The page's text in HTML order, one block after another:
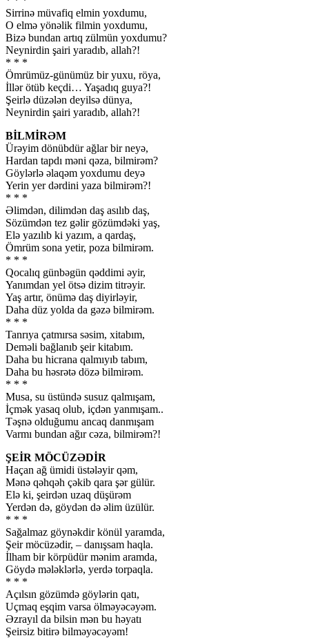
Sirrinə müvafiq elmin yoxdumu,
O elmə yönəlik filmin yoxdumu,
Bizə bundan artıq zülmün yoxdumu?
Neynirdin şairi yaradıb, allah?!
* * *
Ömrümüz-günümüz bir yuxu, röya,
İllər ötüb keçdi… Yaşadıq guya?!
Şeirlə düzələn deyilsə dünya,
Neynirdin şairi yaradıb, allah?!
BİLMİRƏM
Ürəyim dönübdür ağlar bir neyə,
Hardan tapdı məni qəza, bilmirəm?
Göylərlə əlaqəm yoxdumu deyə
Yerin yer dərdini yaza bilmirəm?!
* * *
Əlimdən, dilimdən daş asılıb daş,
Sözümdən tez gəlir gözümdəki yaş,
Elə yazılıb ki yazım, a qardaş,
Ömrüm sona yetir, poza bilmirəm.
* * *
Qocalıq günbəgün qəddimi əyir,
Yanımdan yel ötsə dizim titrəyir.
Yaş artır, önümə daş diyirləyir,
Daha düz yolda da gəzə bilmirəm.
* * *
Tanrıya çatmırsa səsim, xitabım,
Deməli bağlanıb şeir kitabım.
Daha bu hicrana qalmıyıb tabım,
Daha bu həsrətə dözə bilmirəm.
* * *
Musa, su üstündə susuz qalmışam,
İçmək yasaq olub, içdən yanmışam..
Təşnə olduğumu ancaq danmışam
Varmı bundan ağır cəza, bilmirəm?!
ŞEİR MÖCÜZƏDİR
Haçan ağ ümidi üstələyir qəm,
Mənə qəhqəh çəkib qara şər gülür.
Elə ki, şeirdən uzaq düşürəm
Yerdən də, göydən də əlim üzülür.
* * *
Sağalmaz göynəkdir könül yaramda,
Şeir möcüzədir, – danışsam haqla.
İlham bir körpüdür mənim aramda,
Göydə mələklərlə, yerdə torpaqla.
* * *
Açılsın gözümdə göylərin qatı,
Uçmaq eşqim varsa ölməyəcəyəm.
Əzrayıl da bilsin mən bu həyatı
Şeirsiz bitirə bilməyəcəyəm!